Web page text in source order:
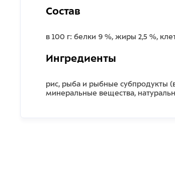
Состав
в 100 г: белки 9 %, жиры 2,5 %,
Ингредиенты
рис, рыба и рыбные субпродукты
минеральные вещества,